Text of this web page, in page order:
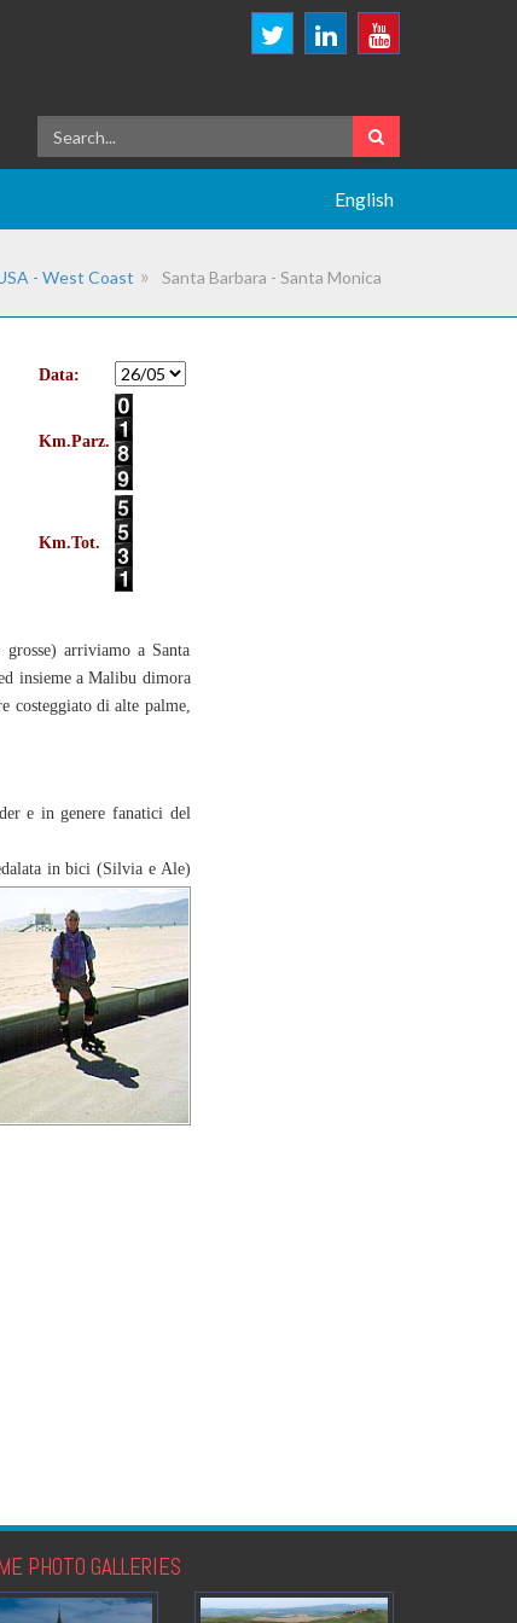
English
- West Coast Santa Barbara - Santa Monica
Data:
Km.Parz.
Km.Tot.
arriviamo a Santa
insieme a Malibu dimora
costeggiato di alte palme,
e in genere fanatici del
in bici (Silvia e Ale)
PHOTO GALLERIES